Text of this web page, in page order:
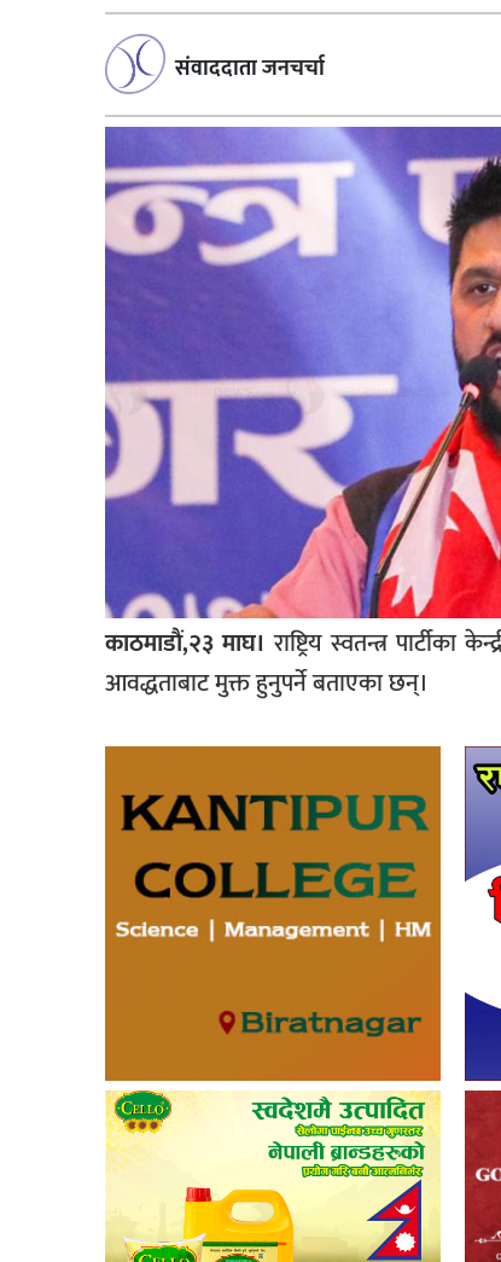
संवाददाता जनचर्चा
काठमाडाैं,२३ माघ।राष्ट्रिय स्वतन्त्र
आवद्धताबाट मुक्त हुनुपर्ने बताएका छन्।